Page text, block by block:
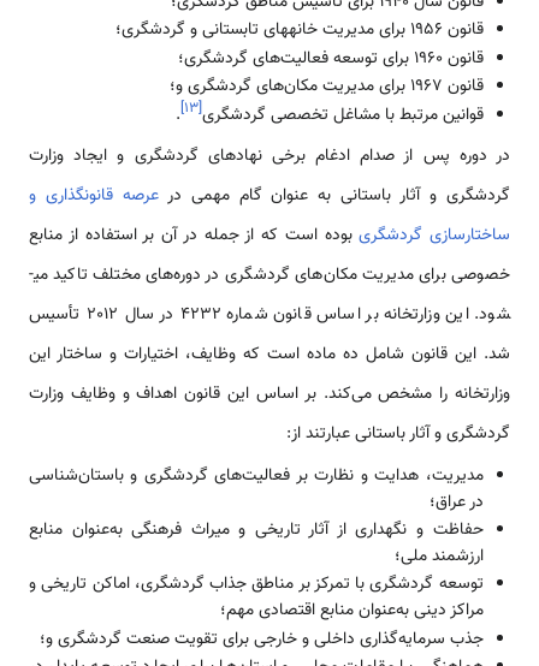
قانون 1956 برای مدیریت خانه­های تابستانی و گردشگری؛
قانون 1960 برای توسعه فعالیت‌های گردشگری؛
قانون 1967 برای مدیریت مکان‌های گردشگری و؛
قوانین مرتبط با مشاغل تخصصی گردشگری[۱۳]
.
در دوره پس از صدام ادغام برخی نهادهای گردشگری و ایجاد وزارت
گردشگری و آثار باستانی به عنوان گام مهمی درعرصه قانونگذاری و
ساختارسازی گردشگریبوده است که از جمله در آن بر استفاده از منابع
خصوصی برای مدیریت مکان‌های گردشگری در دوره‌های مختلف تاکید می­
شود. این وزارتخانه بر اساس قانون شماره 4232 در سال 2012 تأسیس
شد. این قانون شامل ده ماده است که وظایف، اختیارات و ساختار این
وزارتخانه را مشخص می‌کند. بر اساس این قانون اهداف و وظایف وزارت
گردشگری و آثار باستانی عبارتند از:
مدیریت، هدایت و نظارت بر فعالیت‌های گردشگری و باستان‌شناسی
در عراق؛
حفاظت و نگهداری از آثار تاریخی و میراث فرهنگی به‌عنوان منابع
ارزشمند ملی؛
توسعه گردشگری با تمرکز بر مناطق جذاب گردشگری، اماکن تاریخی و
مراکز دینی به‌عنوان منابع اقتصادی مهم؛
جذب سرمایه‌گذاری داخلی و خارجی برای تقویت صنعت گردشگری و؛